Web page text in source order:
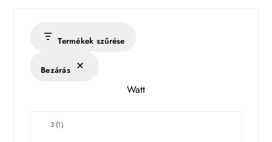
é
s
k
Termékek szűrése
Bezárás
Watt
W3 (1)